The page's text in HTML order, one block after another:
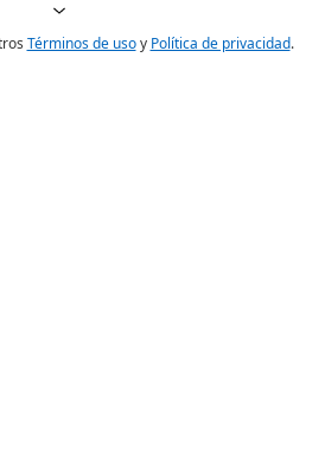
Términos de usoy Política de privacidad.